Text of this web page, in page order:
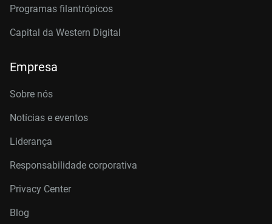
Programas filantrópicos
Capital da Western Digital
Empresa
Sobre nós
Notícias e eventos
Liderança
Responsabilidade corporativa
Privacy Center
Blog